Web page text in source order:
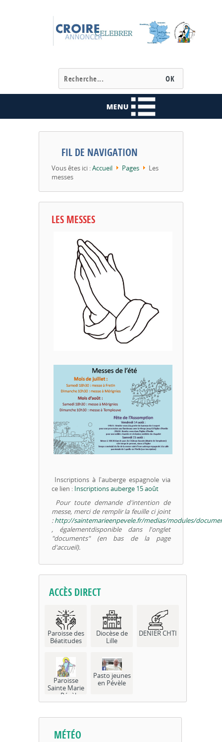
FIL DE NAVIGATION
Vous êtes ici :Accueil Pages
Les
messes
LES MESSES
Inscriptions à l'auberge espagnole via
ce lien : Inscriptions auberge 15 août
Pour toute demande d'intention de
messe, merci de remplir la feuille ci joint
:http://saintemarieenpevele.fr/medias/modules/
, égalementdisponible dans l'onglet
"documents" (en bas de la page
d'accueil).
ACCÈS DIRECT
Paroisse des
Béatitudes
Diocèse de
Lille
DENIER CHTI
Paroisse
Sainte Marie
en Pévèle
Pasto jeunes
en Pévèle
MÉTÉO